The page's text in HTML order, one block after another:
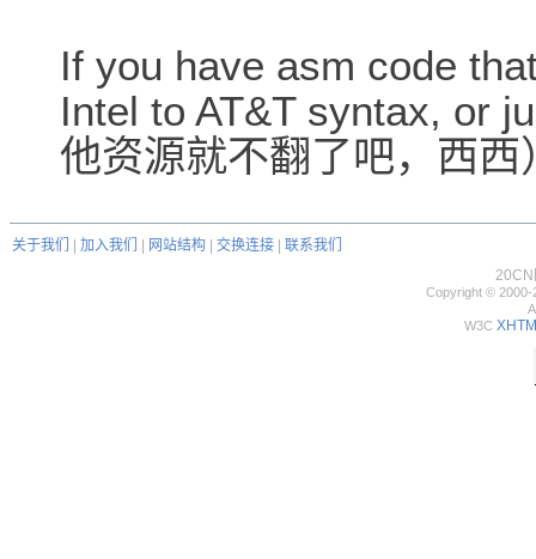
If you have asm code
Intel to AT&T syntax, or
他资源就不翻了吧，西西
关于我们 加入我们 网站结构 交换连接
联系我们
20CN
Copyright © 2000-
W3C